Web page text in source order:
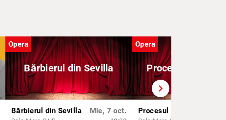
Opera
Bărbierul din Sevilla
Bărbierul din Sevilla Mie, 7 oct.
Opera
Procesul lui
chevron_right